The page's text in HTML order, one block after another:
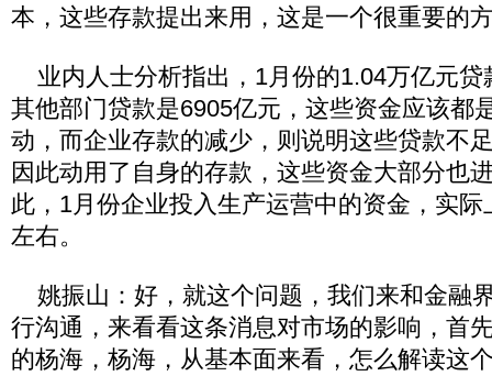
本，这些存款提出来用，这是一个很重要的
业内人士分析指出，1月份的1.04万亿元贷
其他部门贷款是6905亿元，这些资金应该都
动，而企业存款的减少，则说明这些贷款不
因此动用了自身的存款，这些资金大部分也
此，1月份企业投入生产运营中的资金，实
左右。
姚振山：好，就这个问题，我们来和金融
行沟通，来看看这条消息对市场的影响，首
的杨海，杨海，从基本面来看，怎么解读这